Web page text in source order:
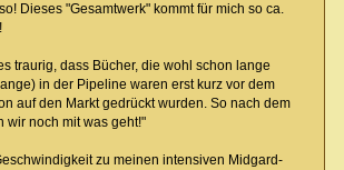
Dieses "Gesamtwerk" kommt für mich so ca.
traurig, dass Bücher, die wohl schon lange
in der Pipeline waren erst kurz vor dem
auf den Markt gedrückt wurden. So nach dem
wir noch mit was geht!"
zu meinen intensiven Midgard-